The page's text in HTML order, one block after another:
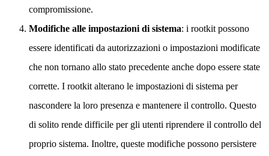
compromissione.
Modifiche alle impostazioni di sistema: i rootkit possono
essere identificati da autorizzazioni o impostazioni modificate
che non tornano allo stato precedente anche dopo essere state
corrette. I rootkit alterano le impostazioni di sistema per
nascondere la loro presenza e mantenere il controllo. Questo
di solito rende difficile per gli utenti riprendere il controllo del
proprio sistema. Inoltre, queste modifiche possono persistere